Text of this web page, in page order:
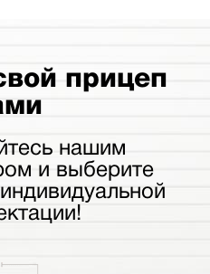
прицеп
нашим
и выберите